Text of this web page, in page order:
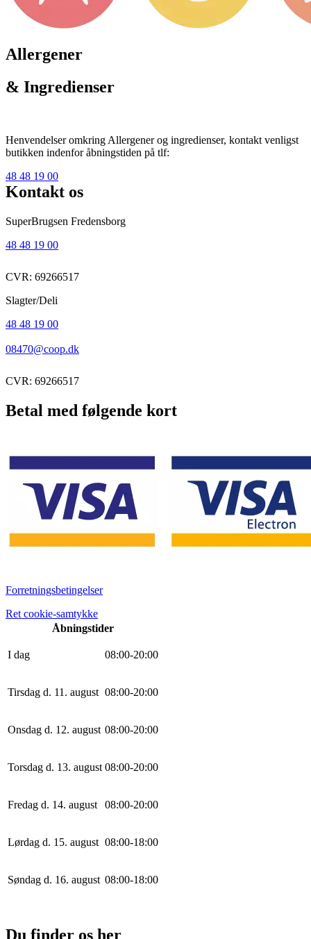
Allergener
& Ingredienser
Henvendelser omkring Allergener og ingredienser, kontakt venligst
butikken indenfor åbningstiden på tlf:
48 48 19 00
Kontakt os
SuperBrugsen Fredensborg
48 48 19 00
CVR: 69266517
Slagter/Deli
48 48 19 00
08470@coop.dk
CVR: 69266517
Betal med følgende kort
Forretningsbetingelser
Ret cookie-samtykke
Åbningstider
I dag 08:00-20:00
Tirsdag d. 11. august 08:00-20:00
Onsdag d. 12. august 08:00-20:00
Torsdag d. 13. august 08:00-20:00
Fredag d. 14. august 08:00-20:00
Lørdag d. 15. august 08:00-18:00
Søndag d. 16. august 08:00-18:00
Du finder os her